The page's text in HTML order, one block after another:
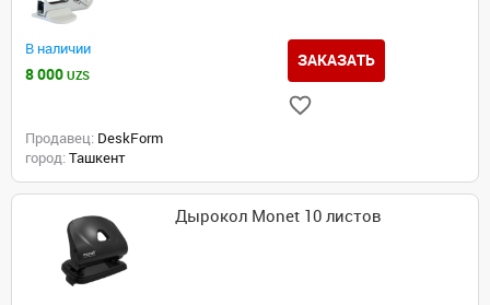
В наличии
8 000 UZS
ЗАКАЗАТЬ
Продавец: DeskForm
город: Ташкент
Дырокол Monet 10 листов